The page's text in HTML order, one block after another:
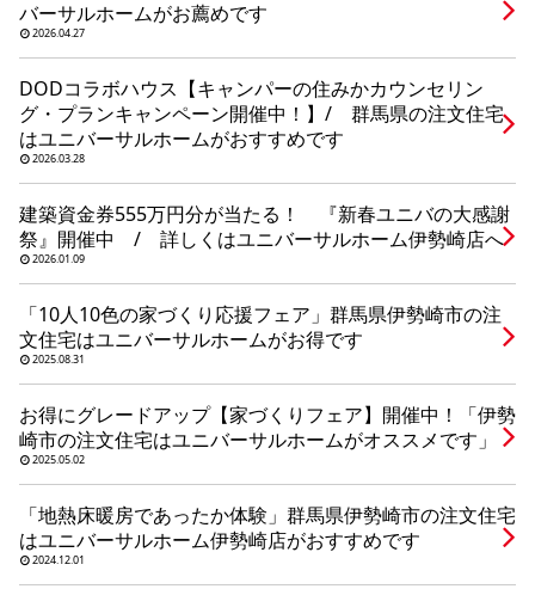
建築実例
モデルハウス検索・見学予約
キャンペーン・コラボ情報
家づくりの知識
お問い合わせ
バーサルホームがお薦めです
2026.04.27
DODコラボハウス【キャンパーの住みかカウンセリン
グ・プランキャンペーン開催中！】/ 群馬県の注文住宅
はユニバーサルホームがおすすめです
2026.03.28
建築資金券555万円分が当たる！ 『新春ユニバの大感謝
祭』開催中 / 詳しくはユニバーサルホーム伊勢崎店へ
2026.01.09
「10人10色の家づくり応援フェア」群馬県伊勢崎市の注
文住宅はユニバーサルホームがお得です
2025.08.31
お得にグレードアップ【家づくりフェア】開催中！「伊勢
崎市の注文住宅はユニバーサルホームがオススメです」
2025.05.02
「地熱床暖房であったか体験」群馬県伊勢崎市の注文住宅
はユニバーサルホーム伊勢崎店がおすすめです
2024.12.01